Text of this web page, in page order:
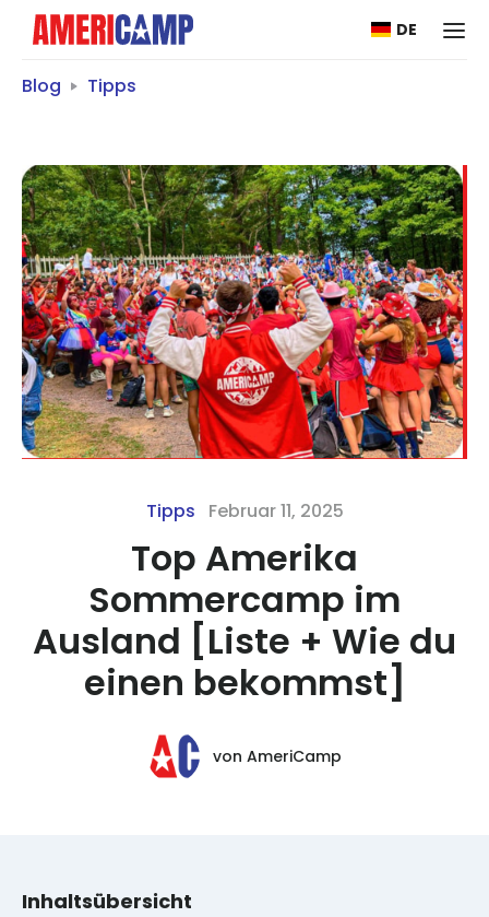
DE
Blog Tipps
Tipps Februar 11, 2025
Top Amerika
Sommercamp im
Ausland [Liste + Wie du
einen bekommst]
von AmeriCamp
Inhaltsübersicht